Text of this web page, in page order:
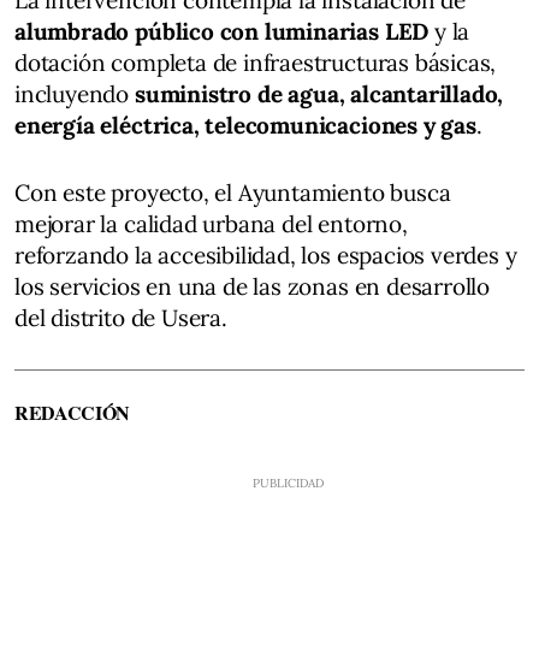
alumbrado público con luminarias LED y la
dotación completa de infraestructuras básicas,
incluyendo suministro de agua, alcantarillado,
energía eléctrica, telecomunicaciones y gas.
Con este proyecto, el Ayuntamiento busca
mejorar la calidad urbana del entorno,
reforzando la accesibilidad, los espacios verdes y
los servicios en una de las zonas en desarrollo
del distrito de Usera.
REDACCIÓN